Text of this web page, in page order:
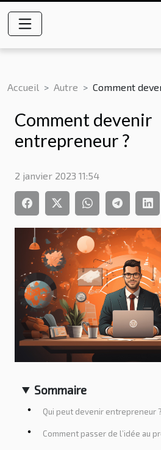
Accueil Autre Comment
Comment devenir
entrepreneur ?
2 janvier 2023 11:54
Sommaire
Qui peut devenir entrepreneur ?
Comment passer de l’idée au